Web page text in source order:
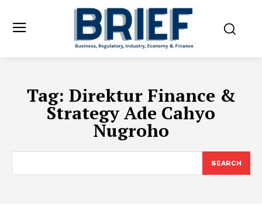
Tag: Direktur Finance &
Strategy Ade Cahyo
Nugroho
SEARCH